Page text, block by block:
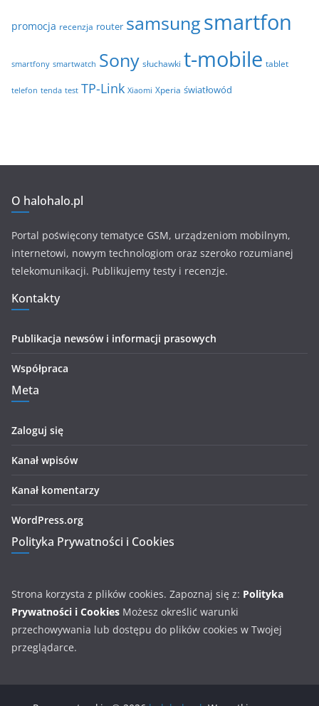
promocja recenzja router samsungsmartfon
smartfony smartwatch Sony słuchawki t-mobile tablet
telefon tenda test TP-Link Xiaomi Xperia światłowód
O halohalo.pl
Portal poświęcony tematyce GSM, urządzeniom mobilnym,
internetowi, nowym technologiom oraz szeroko rozumianej
telekomunikacji. Publikujemy testy i recenzje.
Kontakty
Publikacja newsów i informacji prasowych
Współpraca
Meta
Zaloguj się
Kanał wpisów
Kanał komentarzy
WordPress.org
Polityka Prywatności i Cookies
Strona korzysta z plików cookies. Zapoznaj się z: Polityka
Prywatności i Cookies Możesz określić warunki
przechowywania lub dostępu do plików cookies w Twojej
przeglądarce.